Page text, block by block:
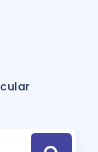
Hesaplama Aracı
için
Tek Takvimde
Hoca ile seni